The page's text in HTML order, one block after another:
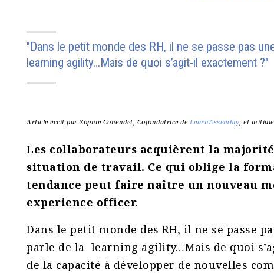
"Dans le petit monde des RH, il ne se passe pas
learning agility…Mais de quoi s’agit-il exactement ?"
Article écrit par Sophie Cohendet, Cofondatrice de LearnAssembly, et
Les collaborateurs acquièrent la
situation de travail. Ce qui oblige la
tendance peut faire naître un nouveau
experience officer.
Dans le petit monde des RH, il ne se passe
parle de la learning agility…Mais de quoi
de la capacité à développer de nouvelles